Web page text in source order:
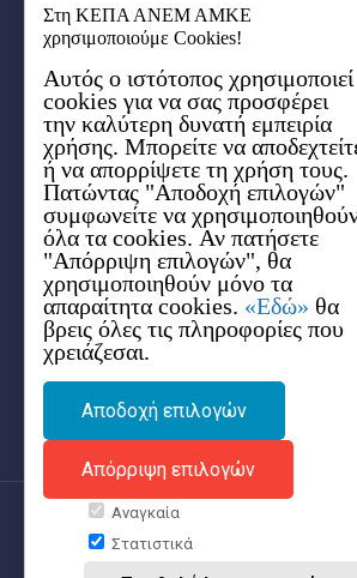
ΚΕΠΑ – ΑΝΕΜ ΑΜΚΕ
Οικισμός Λήδα-Μαρία
6ο χλμ. Χαριλάου-Θέρμης
57001 Θέρμη,
Aρ. ΓΕΜΗ: 154627704000
2310 480.000
2310 480.003
info[at]e-kepa.gr, info[at]2014-
https://2014-2020.kepa-
Στείλε τo ερώτημά σου
Βρείτε μας στα Κοινωνικά
Στη ΚΕΠΑ ΑΝΕΜ ΑΜΚΕ
χρησιμοποιούμε Cookies!
Αυτός ο ιστότοπος χρησιμοποιεί
cookies για να σας προσφέρει
την καλύτερη δυνατή εμπειρία
χρήσης. Μπορείτε να
ή να απορρίψετε τη χρήση τους.
Πατώντας "Αποδοχή επιλογών"
συμφωνείτε να
όλα τα cookies. Αν πατήσετε
"Απόρριψη επιλογών", θα
χρησιμοποιηθούν μόνο τα
απαραίτητα cookies. «Εδώ» θα
βρεις όλες τις πληροφορίες που
χρειάζεσαι.
Αποδοχή επιλογών
Απόρριψη επιλογών
Αναγκαία
Στατιστικά